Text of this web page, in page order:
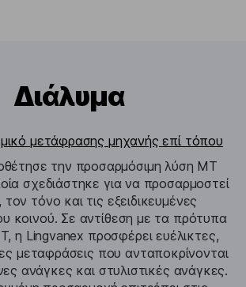
Διάλυμα
μετάφρασης μηχανής επί τόπου
την προσαρμόσιμη λύση MT
σχεδιάστηκε για να προσαρμοστεί
τόνο και τις εξειδικευμένες
κοινού. Σε αντίθεση με τα πρότυπα
η Lingvanex προσφέρει ευέλικτες,
μεταφράσεις που ανταποκρίνονται
ανάγκες και στυλιστικές ανάγκες.